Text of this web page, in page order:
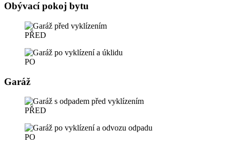
Obývací pokoj bytu
PŘED
PO
Garáž
PŘED
PO